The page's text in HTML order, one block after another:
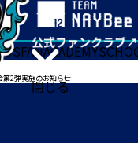
閉じる
FANACADEMY
2弾実施のお知らせ